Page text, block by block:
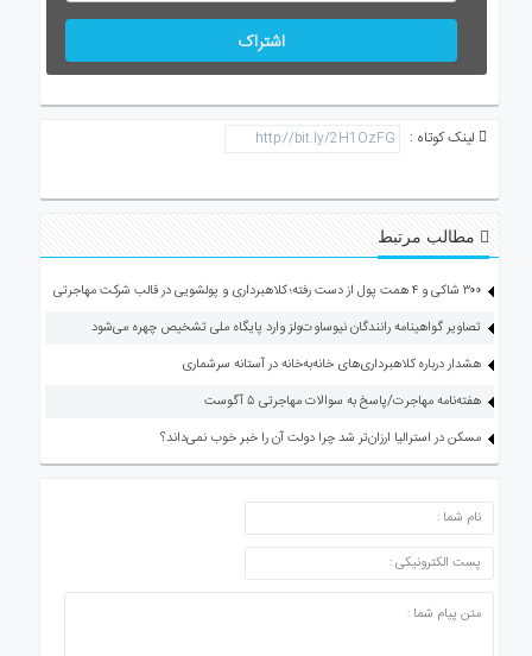
اشتراک
لینک کوتاه :
مطالب مرتبط
۳۰۰ شاکی و ۴ همت پول از دست رفته؛ کلاهبرداری و پولشویی در قالب شرکت مهاجرتی
تصاویر گواهینامه رانندگان نیوساوت‌ولز وارد پایگاه ملی تشخیص چهره می‌شود
هشدار درباره کلاهبرداری‌های خانه‌به‌خانه در آستانه سرشماری
هفته‌نامه مهاجرت/پاسخ به سوالات مهاجرتی ۵ آگوست
مسکن در استرالیا ارزان‌تر شد چرا دولت آن را خبر خوب نمی‌داند؟
ارسال دیدگاه